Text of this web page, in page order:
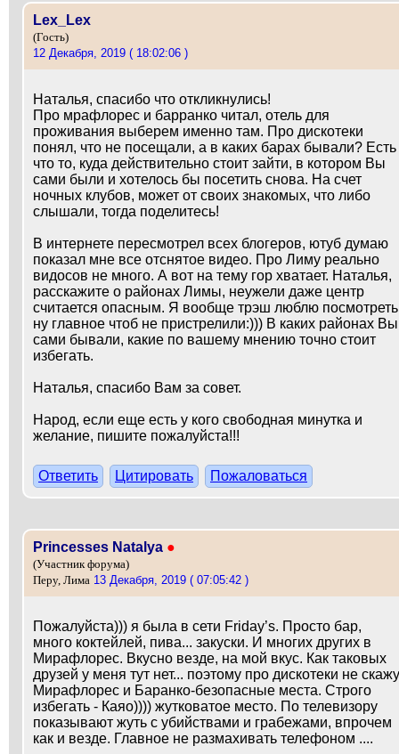
Lex_Lex
(Гость)
12 Декабря, 2019 ( 18:02:06 )
Наталья, спасибо что откликнулись!
Про мрафлорес и барранко читал, отель для
проживания выберем именно там. Про дискотеки
понял, что не посещали, а в каких барах бывали? Есть
что то, куда действительно стоит зайти, в котором Вы
сами были и хотелось бы посетить снова. На счет
ночных клубов, может от своих знакомых, что либо
слышали, тогда поделитесь!
В интернете пересмотрел всех блогеров, ютуб думаю
показал мне все отснятое видео. Про Лиму реально
видосов не много. А вот на тему гор хватает. Наталья,
расскажите о районах Лимы, неужели даже центр
считается опасным. Я вообще трэш люблю
ну главное чтоб не пристрелили:))) В каких районах Вы
сами бывали, какие по вашему мнению точно стоит
избегать.
Наталья, спасибо Вам за совет.
Народ, если еще есть у кого свободная минутка и
желание, пишите пожалуйста!!!
Ответить Цитировать Пожаловаться
Princesses Natalya ●
(Участник форума)
Перу, Лима 13 Декабря, 2019 ( 07:05:42 )
Пожалуйста))) я была в сети Friday’s. Просто бар,
много коктейлей, пива... закуски. И многих других в
Мирафлорес. Вкусно везде, на мой вкус. Как таковых
друзей у меня тут нет... поэтому про дискотеки не
Мирафлорес и Баранко-безопасные места. Строго
избегать - Каяо)))) жутковатое место. По телевизору
показывают жуть с убийствами и грабежами, впрочем
как и везде. Главное не размахивать телефоном ....